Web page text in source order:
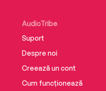
AudioTribe
Suport
Despre noi
Creează un cont
Cum funcționează